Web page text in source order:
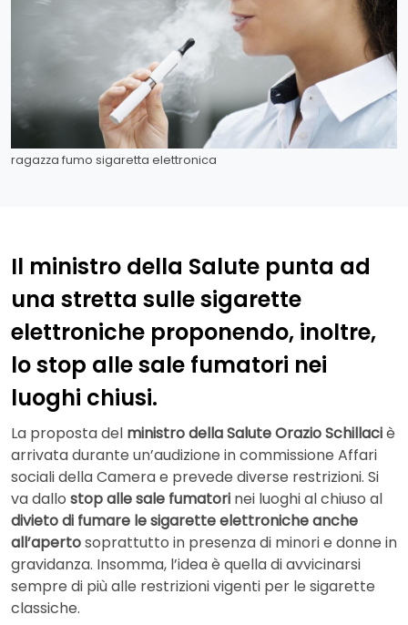
ragazza fumo sigaretta elettronica
Il ministro della Salute punta ad
una stretta sulle sigarette
elettroniche proponendo, inoltre,
lo stop alle sale fumatori nei
luoghi chiusi.
La proposta del ministro della Salute Orazio Schillaciè
arrivata durante un’audizione in commissione Affari
sociali della Camera e prevede diverse restrizioni. Si
va dallo stop alle sale fumatori nei luoghi al chiuso al
divieto di fumare le sigarette elettroniche anche
all’apertosoprattutto in presenza di minori e donne in
gravidanza. Insomma, l’idea è quella di avvicinarsi
sempre di più alle restrizioni vigenti per le sigarette
classiche.